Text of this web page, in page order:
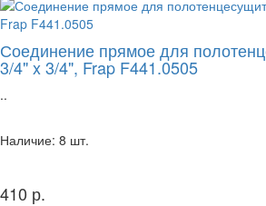
Соединение прямое для
3/4" x 3/4", Frap F441.0505
..
Наличие: 8 шт.
410 р.